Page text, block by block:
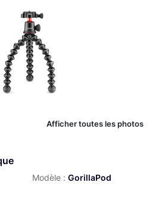
Afficher toutes les photos
Modèle : GorillaPod